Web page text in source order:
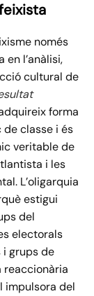
només
l’anàlisi,
cultural de
forma
classe i és
veritable de
i les
L’oligarquia
estigui
del
electorals
i grups de
reaccionària
impulsora del